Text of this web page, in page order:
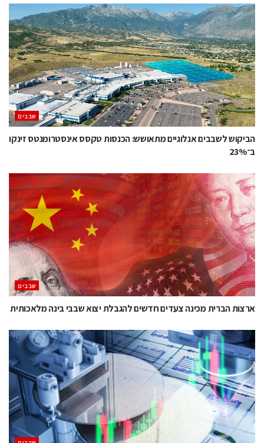
‫שבבים‬
הביקוש לשבבים אנלוגיים מתאושש: הכנסות טקסס אינסטרומנטס זינקו
ב־23%
‫שבבים‬
ארצות הברית מכינה צעדים חדשים להגבלת יצוא שבבי בינה מלאכותית